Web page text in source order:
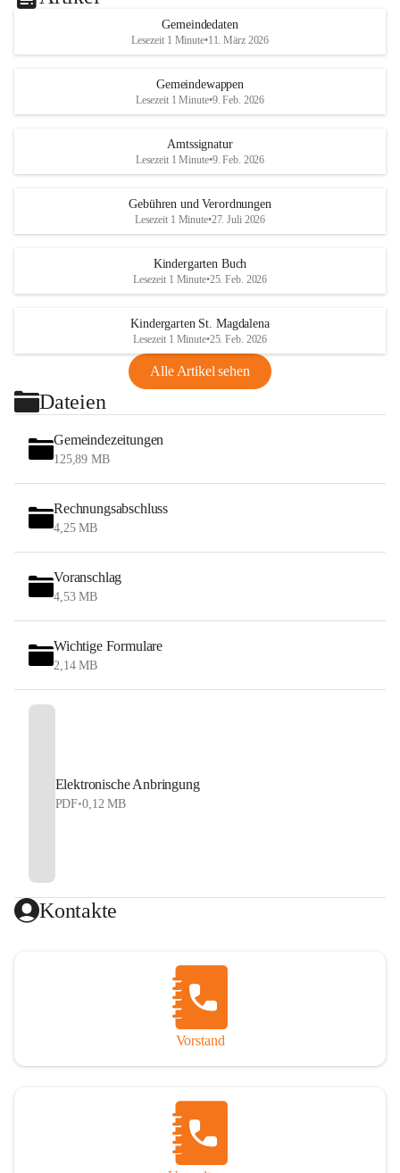
Gemeindedaten
Lesezeit 1 Minute•11. März 2026
Gemeindewappen
Lesezeit 1 Minute•9. Feb. 2026
Amtssignatur
Lesezeit 1 Minute•9. Feb. 2026
Gebühren und Verordnungen
Lesezeit 1 Minute•27. Juli 2026
Kindergarten Buch
Lesezeit 1 Minute•25. Feb. 2026
Kindergarten St. Magdalena
Lesezeit 1 Minute•25. Feb. 2026
Alle Artikel sehen
Dateien
Gemeindezeitungen
125,89 MB
Rechnungsabschluss
4,25 MB
Voranschlag
4,53 MB
Wichtige Formulare
2,14 MB
Elektronische Anbringung
PDF•0,12 MB
Kontakte
Vorstand